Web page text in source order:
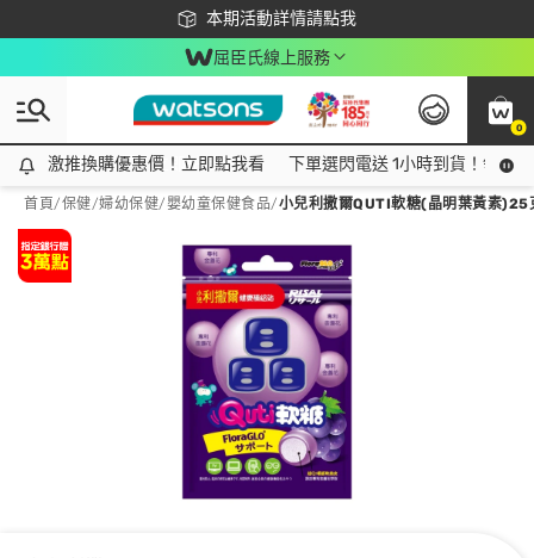
本期活動詳情請點我
下載app最高回饋$350
屈臣氏線上服務
0
激推換購優惠價！立即點我看
激推換購優惠價！立即點我看 下單選閃電送 1小時到貨！領神
首頁/保健/婦幼保健/嬰幼童保健食品/小兒利撒爾QUTI軟糖(晶明葉黃素)25